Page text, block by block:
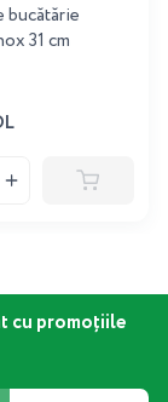
bucătărie
31 cm
cu promoțiile